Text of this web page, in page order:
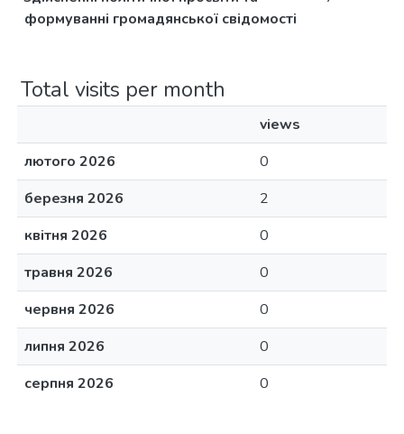
формуванні громадянської свідомості
Total visits per month
views
лютого 2026
0
березня 2026
2
квітня 2026
0
травня 2026
0
червня 2026
0
липня 2026
0
серпня 2026
0